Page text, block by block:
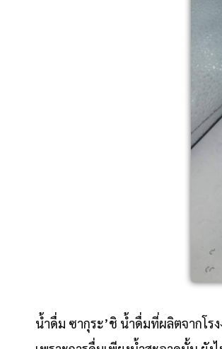
น้ำดื่ม ซากุระ’ชิ น้ำดื่มที่ผลิตจากโร